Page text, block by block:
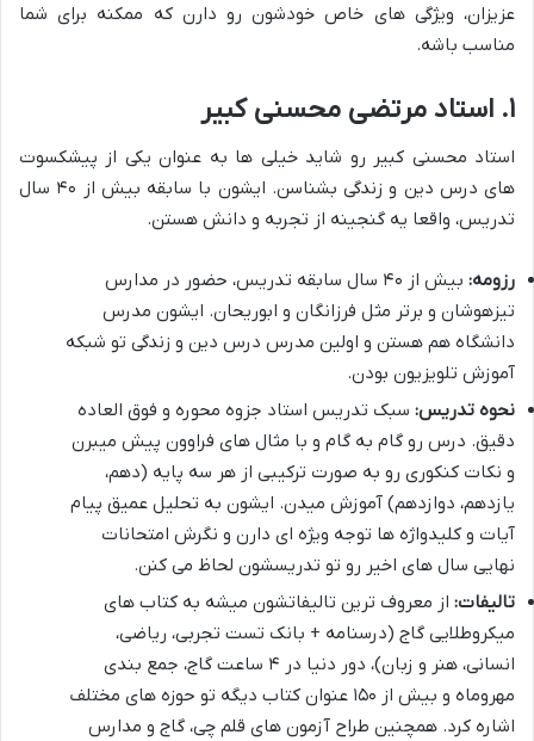
عزیزان، ویژگی های خاص خودشون رو دارن که ممکنه برای شما
مناسب باشه.
۱. استاد مرتضی محسنی کبیر
استاد محسنی کبیر رو شاید خیلی ها به عنوان یکی از پیشکسوت
های درس دین و زندگی بشناسن. ایشون با سابقه بیش از ۴۰ سال
تدریس، واقعا یه گنجینه از تجربه و دانش هستن.
رزومه:
بیش از ۴۰ سال سابقه تدریس، حضور در مدارس
تیزهوشان و برتر مثل فرزانگان و ابوریحان. ایشون مدرس
دانشگاه هم هستن و اولین مدرس درس دین و زندگی تو شبکه
آموزش تلویزیون بودن.
نحوه تدریس: سبک تدریس استاد جزوه محوره و فوق العاده
دقیق. درس رو گام به گام و با مثال های فراوون پیش میبرن
و نکات کنکوری رو به صورت ترکیبی از هر سه پایه (دهم،
یازدهم، دوازدهم) آموزش میدن. ایشون به تحلیل عمیق پیام
آیات و کلیدواژه ها توجه ویژه ای دارن و نگرش امتحانات
نهایی سال های اخیر رو تو تدریسشون لحاظ می کنن.
تالیفات: از معروف ترین تالیفاتشون میشه به کتاب های
میکروطلایی گاج (درسنامه + بانک تست تجربی، ریاضی،
انسانی، هنر و زبان)، دور دنیا در ۴ ساعت گاج، جمع بندی
مهروماه و بیش از ۱۵۰ عنوان کتاب دیگه تو حوزه های مختلف
اشاره کرد. همچنین طراح آزمون های قلم چی، گاج و مدارس